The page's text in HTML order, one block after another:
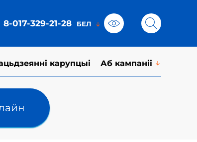
8-017-329-21-28
карупцыі Аб кампаніі